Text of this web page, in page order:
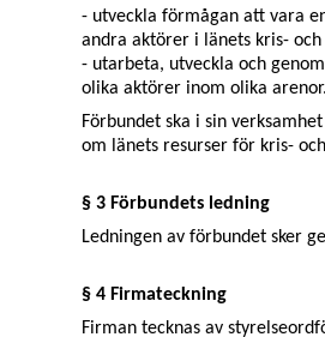
- utveckla förmågan att vara
andra aktörer i länets kris- och
- utarbeta, utveckla och
olika aktörer inom olika
Förbundet ska i sin
om länets resurser för kris-
§ 3 Förbundets ledning
Ledningen av förbundet sker
§ 4 Firmateckning
Firman tecknas av